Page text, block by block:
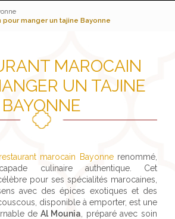
pour manger un tajine Bayonne
MAROCAIN
UN TAJINE
BAYONNE
restaurant marocain Bayonnerenommé,
culinaire authentique. Cet
pour ses spécialités marocaines,
avec des épices exotiques et des
disponible à emporter, est une
de Al Mounia , préparé avec soin